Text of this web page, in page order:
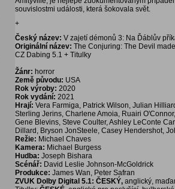
souvislostmi události, která šokovala svět.
+
Český název: V zajetí démonů 3: Na Ďáblův
Originální název: The Conjuring: The Devil
CZ Dabing 5.1 + Titulky
Žánr: horror
Země původu: USA
Rok výroby: 2020
Rok vydání: 2021
Hrají: Vera Farmiga, Patrick Wilson, Julian
Sterling Jerins, Charlene Amoia, Ruairi
Gene Blevins, Steve Coulter, Ashley LeConte
Dillard, Bryson JonSteele, Casey Hendershot,
Režie: Michael Chaves
Kamera: Michael Burgess
Hudba: Joseph Bishara
Scénář: David Leslie Johnson-McGoldrick
Produkce: James Wan, Peter Safran
ZVUK Dolby Digital 5.1: ČESKÝ, anglický,